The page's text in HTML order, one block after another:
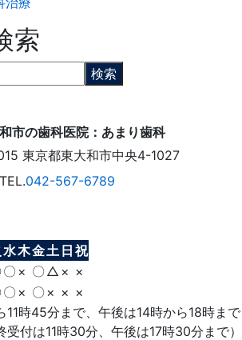
索
東京都東大和市中央4-1027
TEL.042-567-6789
水木金土 日 祝
〇 × 〇 △ × ×
〇 × 〇 × × ×
11時45分まで、午後は14時から18時まで
受付は11時30分、午後は17時30分まで）